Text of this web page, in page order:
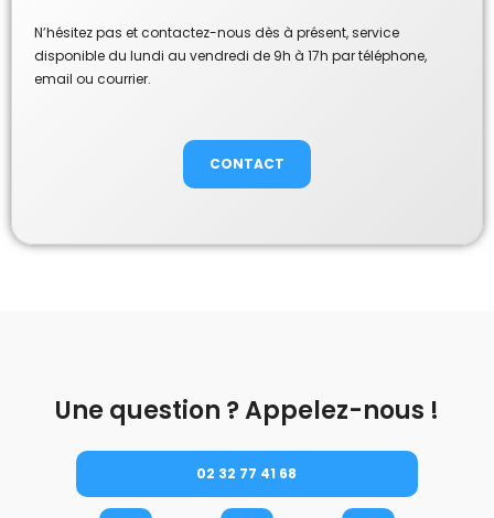
N’hésitez pas et contactez-nous dès à présent, service
disponible du lundi au vendredi de 9h à 17h par téléphone,
email ou courrier.
CONTACT
Une question ? Appelez-nous !
02 32 77 41 68